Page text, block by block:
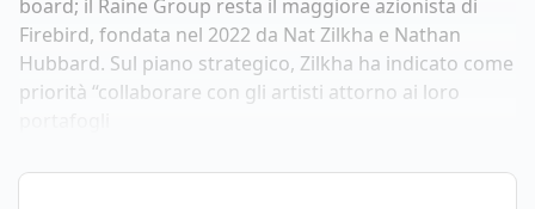
board; il Raine Group resta il maggiore azionista di
Firebird, fondata nel 2022 da Nat Zilkha e Nathan
Hubbard. Sul piano strategico, Zilkha ha indicato come
priorità “collaborare con gli artisti attorno ai loro